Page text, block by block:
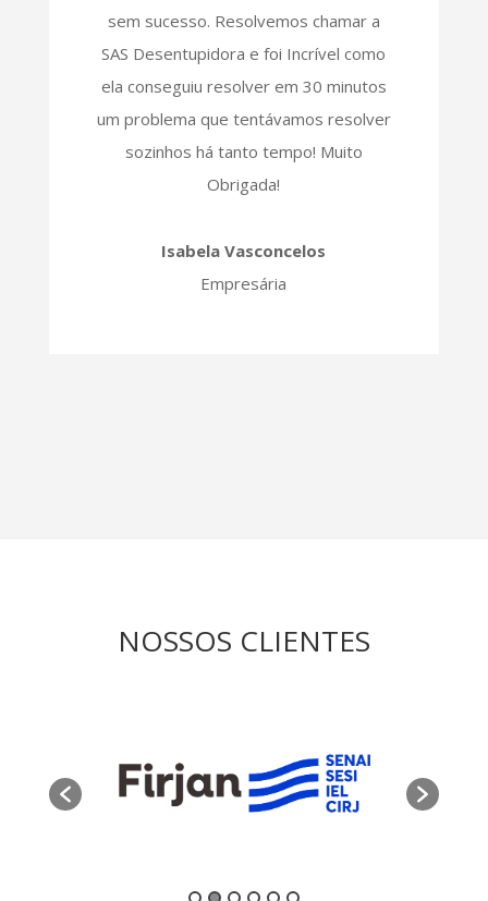
sem sucesso. Resolvemos chamar a
SAS Desentupidora e foi Incrível como
ela conseguiu resolver em 30 minutos
um problema que tentávamos resolver
sozinhos há tanto tempo! Muito
Obrigada!
Isabela Vasconcelos
Empresária
NOSSOS CLIENTES